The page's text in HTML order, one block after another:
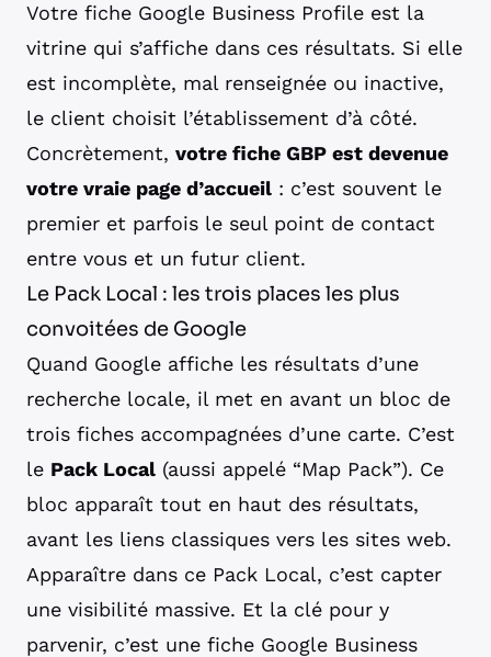
Votre fiche Google Business Profile est la
vitrine qui s’affiche dans ces résultats. Si elle
est incomplète, mal renseignée ou inactive,
le client choisit l’établissement d’à côté.
Concrètement, votre fiche GBP est devenue
votre vraie page d’accueil : c’est souvent le
premier et parfois le seul point de contact
entre vous et un futur client.
Le Pack Local : les trois places les plus
convoitées de Google
Quand Google affiche les résultats d’une
recherche locale, il met en avant un bloc de
trois fiches accompagnées d’une carte. C’est
le Pack Local (aussi appelé “Map Pack”). Ce
bloc apparaît tout en haut des résultats,
avant les liens classiques vers les sites web.
Apparaître dans ce Pack Local, c’est capter
une visibilité massive. Et la clé pour y
parvenir, c’est une fiche Google Business